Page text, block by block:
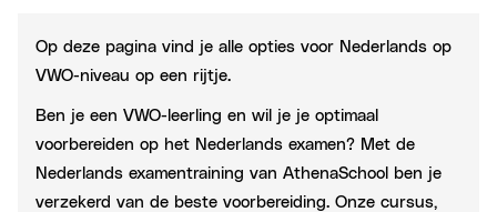
Op deze pagina vind je alle opties voor Nederlands op
VWO-niveau op een rijtje.
Ben je een VWO-leerling en wil je je optimaal
voorbereiden op het Nederlands examen? Met de
Nederlands examentraining van AthenaSchool ben je
verzekerd van de beste voorbereiding. Onze cursus,